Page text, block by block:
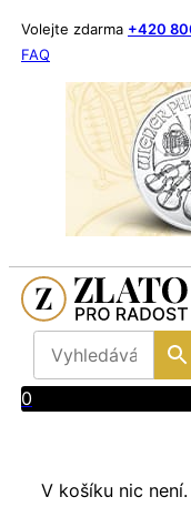
Volejte zdarma +420
FAQ
0
V košíku nic není.